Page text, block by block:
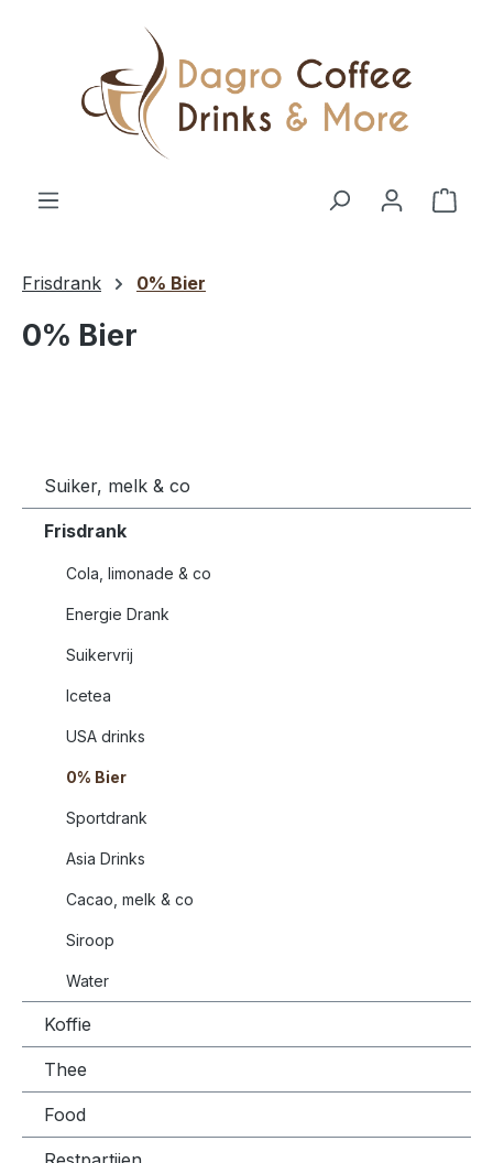
Ga naar de hoofdinhoud
Frisdrank 0% Bier
0% Bier
Suiker, melk & co
Frisdrank
Cola, limonade & co
Energie Drank
Suikervrij
Icetea
USA drinks
0% Bier
Sportdrank
Asia Drinks
Cacao, melk & co
Siroop
Water
Koffie
Thee
Food